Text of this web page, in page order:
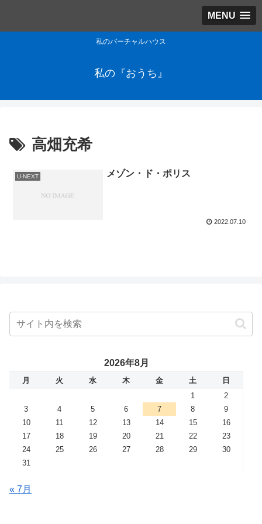
MENU
私のバーチャルハウス
私の『おうち』
高畑充希
U-NEXT メゾン・ド・ポリス
2022.07.10
2026年8月
月 火 水 木 金 土
日
1
2
3
4 5 6 7 8
9
10
11 12 13 14 15
16
17
18 19 20 21 22
23
24
25 26 27 28 29
30
31
« 7月